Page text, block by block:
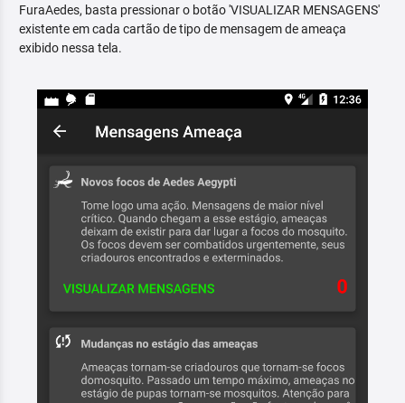
FuraAedes, basta pressionar o botão 'VISUALIZAR MENSAGENS'
existente em cada cartão de tipo de mensagem de ameaça
exibido nessa tela.